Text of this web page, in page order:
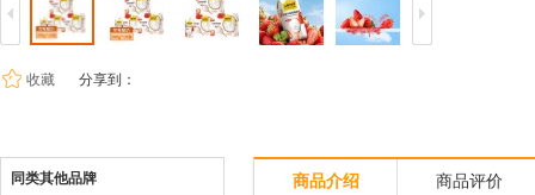
收藏 分享到：
同类其他品牌 商品介绍 商品评价